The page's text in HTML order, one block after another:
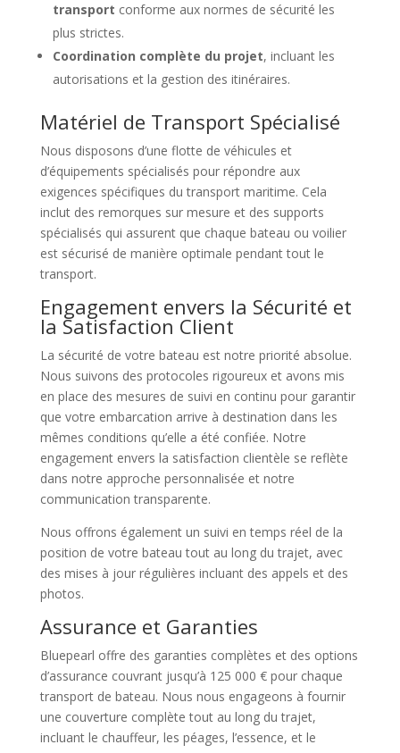
transport conforme aux normes de sécurité les
plus strictes.
Coordination complète du projet, incluant les
autorisations et la gestion des itinéraires.
Matériel de Transport Spécialisé
Nous disposons d’une flotte de véhicules et
d’équipements spécialisés pour répondre aux
exigences spécifiques du transport maritime. Cela
inclut des remorques sur mesure et des supports
spécialisés qui assurent que chaque bateau ou voilier
est sécurisé de manière optimale pendant tout le
transport.
Engagement envers la Sécurité et
la Satisfaction Client
La sécurité de votre bateau est notre priorité absolue.
Nous suivons des protocoles rigoureux et avons mis
en place des mesures de suivi en continu pour garantir
que votre embarcation arrive à destination dans les
mêmes conditions qu’elle a été confiée. Notre
engagement envers la satisfaction clientèle se reflète
dans notre approche personnalisée et notre
communication transparente.
Nous offrons également un suivi en temps réel de la
position de votre bateau tout au long du trajet, avec
des mises à jour régulières incluant des appels et des
photos.
Assurance et Garanties
Bluepearl offre des garanties complètes et des options
d’assurance couvrant jusqu’à 125 000 € pour chaque
transport de bateau. Nous nous engageons à fournir
une couverture complète tout au long du trajet,
incluant le chauffeur, les péages, l’essence, et le